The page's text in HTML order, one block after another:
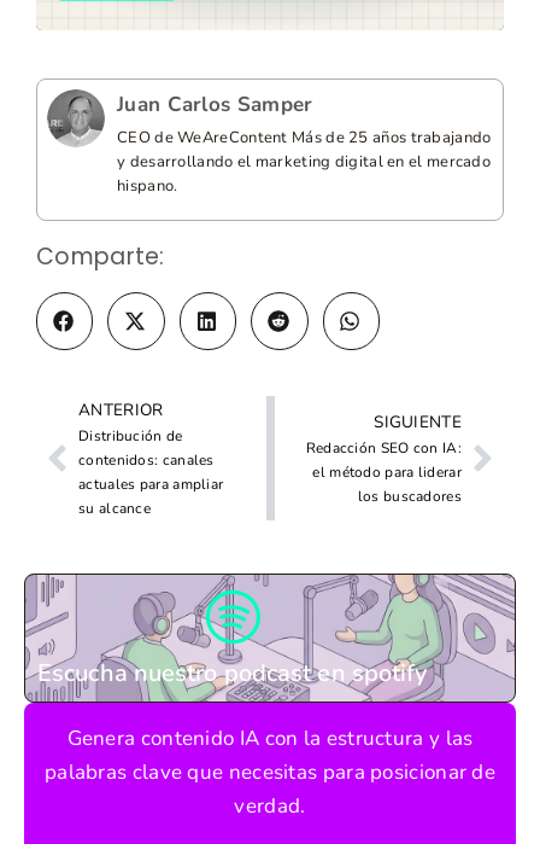
Juan Carlos Samper
CEO de WeAreContent Más de 25 años trabajando
y desarrollando el marketing digital en el mercado
hispano.
Comparte:
ANTERIOR
Distribución de
contenidos: canales
actuales para ampliar
su alcance
SIGUIENTE
Redacción SEO con IA:
el método para liderar
los buscadores
Escucha nuestro podcast en spotify
Genera contenido IA con la estructura y las
palabras clave que necesitas para posicionar de
verdad.